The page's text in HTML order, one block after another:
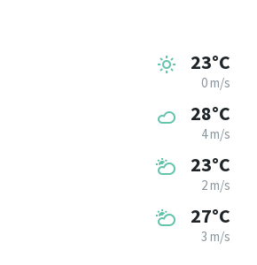
23°C
0 m/s
28°C
4 m/s
23°C
2 m/s
27°C
3 m/s